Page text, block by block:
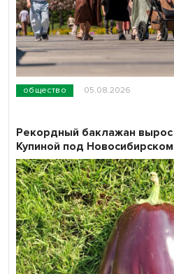
общество 05.08.2026
Рекордный баклажан вырос
Купиной под Новосибирском